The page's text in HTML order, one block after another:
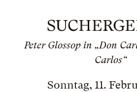
Peter Glossop in „Don
Carlos“
Sonntag, 11.